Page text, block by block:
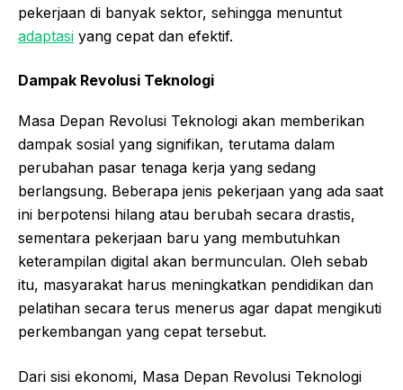
pekerjaan di banyak sektor, sehingga menuntut
adaptasi yang cepat dan efektif.
Dampak Revolusi Teknologi
Masa Depan Revolusi Teknologi akan memberikan
dampak sosial yang signifikan, terutama dalam
perubahan pasar tenaga kerja yang sedang
berlangsung. Beberapa jenis pekerjaan yang ada saat
ini berpotensi hilang atau berubah secara drastis,
sementara pekerjaan baru yang membutuhkan
keterampilan digital akan bermunculan. Oleh sebab
itu, masyarakat harus meningkatkan pendidikan dan
pelatihan secara terus menerus agar dapat mengikuti
perkembangan yang cepat tersebut.
Dari sisi ekonomi, Masa Depan Revolusi Teknologi